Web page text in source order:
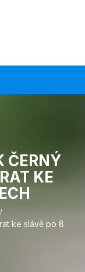
ČERNÝ
KE
ke slávě po 8